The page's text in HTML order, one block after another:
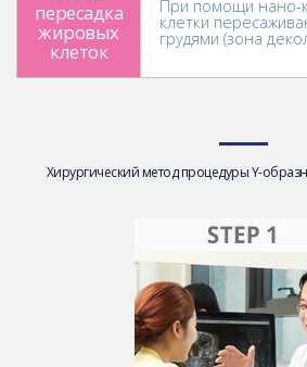
пересадка
жировых
клеток
При помощи нано-
клетки
грудями (зона
Хирургический метод процедуры Y-